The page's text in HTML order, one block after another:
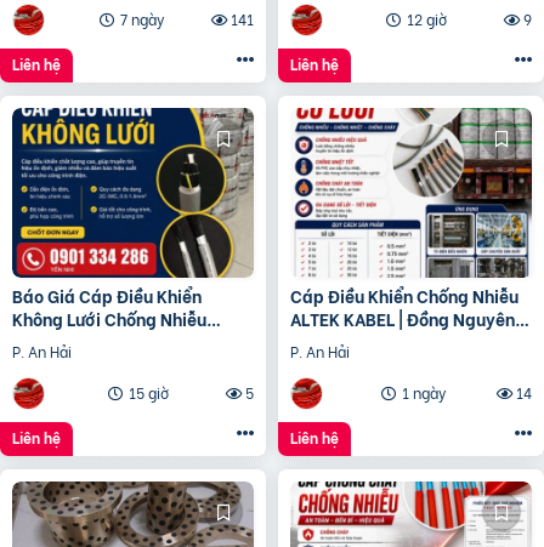
7 ngày
141
Liên hệ
12 giờ
9
Liên hệ
Báo Giá Cáp Điều Khiển
Không Lưới Chống Nhiễu
ALTEK KABEL | Đồng Nguyên
Chất 100%
P. An Hải
15 giờ
5
Liên hệ
Cáp Điều Khiển Chống Nhiễu
ALTEK KABEL | Đồng Nguyên
Chất 100%, Chất Lượng Cao
P. An Hải
1 ngày
14
Liên hệ